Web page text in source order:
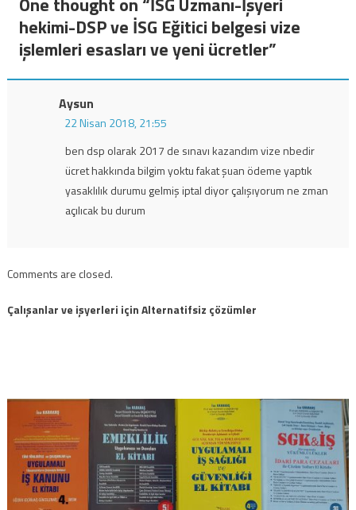
hekimi-DSP ve İSG Eğitici belgesi vize
işlemleri esasları ve yeni ücretler”
Aysun
22 Nisan 2018, 21:55
ben dsp olarak 2017 de sınavı kazandım vize nbedir
ücret hakkında bilgim yoktu fakat şuan ödeme yaptık
yasaklılık durumu gelmiş iptal diyor çalışıyorum ne zman
açılıcak bu durum
Comments are closed.
Çalışanlar ve işyerleri için Alternatifsiz çözümler